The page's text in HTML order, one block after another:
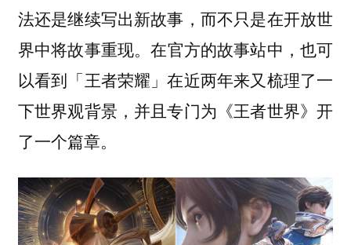
法还是继续写出新故事，而不只是在开放世
界中将故事重现。在官方的故事站中，也可
以看到「王者荣耀」在近两年来又梳理了一
下世界观背景，并且专门为《王者世界》开
了一个篇章。